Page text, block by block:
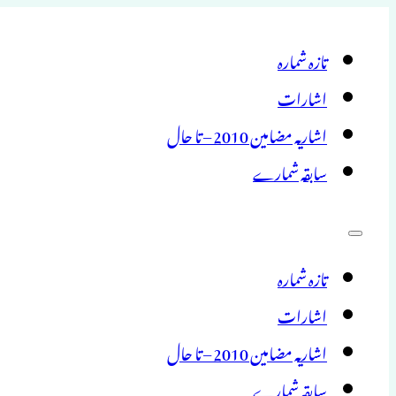
تازہ شمارہ
اشارات
اشاریہ مضامین 2010 – تا حال
سابقہ شمارے
تازہ شمارہ
اشارات
اشاریہ مضامین 2010 – تا حال
سابقہ شمارے